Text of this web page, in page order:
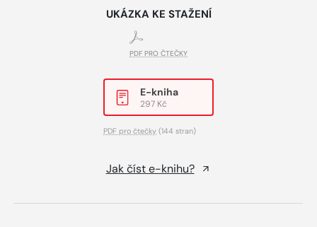
UKÁZKA KE STAŽENÍ
PDF PRO ČTEČKY
E-kniha
297 Kč
PDF pro čtečky (144 stran)
Jak číst e-knihu?